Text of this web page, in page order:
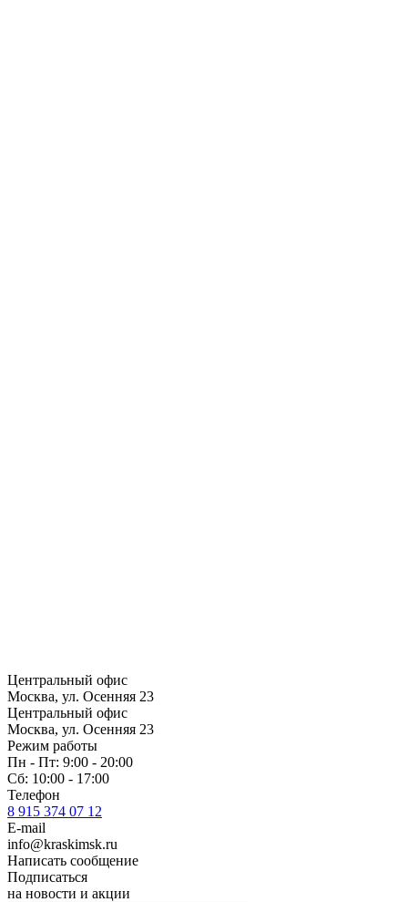
Центральный офис
Москва, ул. Осенняя 23
Центральный офис
Москва, ул. Осенняя 23
Режим работы
Пн - Пт: 9:00 - 20:00
Сб: 10:00 - 17:00
Телефон
8 915 374 07 12
E-mail
info@kraskimsk.ru
Написать сообщение
Подписаться
на новости и акции